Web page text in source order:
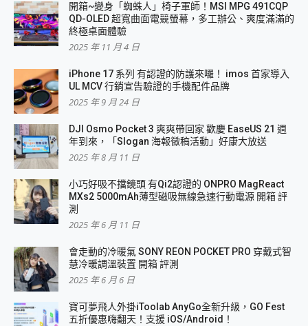
開箱~變身「蜘蛛人」椅子軍師！MSI MPG 491CQP
QD-OLED 超寬曲面電競螢幕，多工辦公、爽度滿滿的
終極桌面體驗
2025 年 11 月 4 日
iPhone 17 系列 有認證的防護來囉！ imos 首家導入
UL MCV 行銷宣告驗證的手機配件品牌
2025 年 9 月 24 日
DJI Osmo Pocket 3 爽爽帶回家 歡慶 EaseUS 21 週
年到來，「Slogan 海報徵稿活動」好康大放送
2025 年 8 月 11 日
小巧好吸不擋鏡頭 有Qi2認證的 ONPRO MagReact
MXs2 5000mAh薄型磁吸無線急速行動電源 開箱 評
測
2025 年 6 月 11 日
會走動的冷暖氣 SONY REON POCKET PRO 穿戴式智
慧冷暖調溫裝置 開箱 評測
2025 年 6 月 6 日
寶可夢飛人外掛iToolab AnyGo全新升級，GO Fest
五折優惠嗨翻天！支援 iOS/Android！